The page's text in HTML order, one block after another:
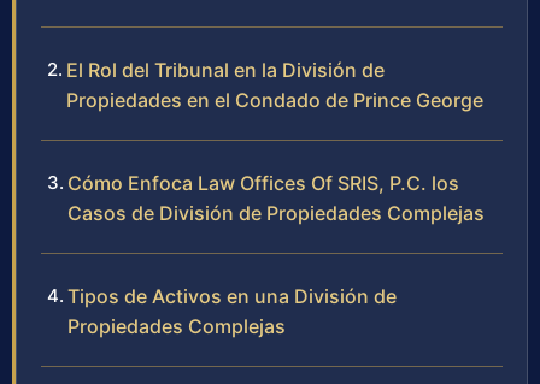
El Rol del Tribunal en la División de
Propiedades en el Condado de Prince George
Cómo Enfoca Law Offices Of SRIS, P.C. los
Casos de División de Propiedades Complejas
Tipos de Activos en una División de
Propiedades Complejas